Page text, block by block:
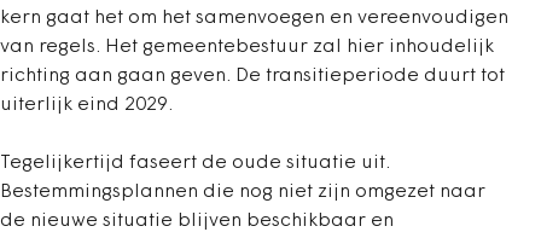
kern gaat het om het samenvoegen en vereenvoudigen
van regels. Het gemeentebestuur zal hier inhoudelijk
richting aan gaan geven. De transitieperiode duurt tot
uiterlijk eind 2029.
Tegelijkertijd faseert de oude situatie uit.
Bestemmingsplannen die nog niet zijn omgezet naar
de nieuwe situatie blijven beschikbaar en